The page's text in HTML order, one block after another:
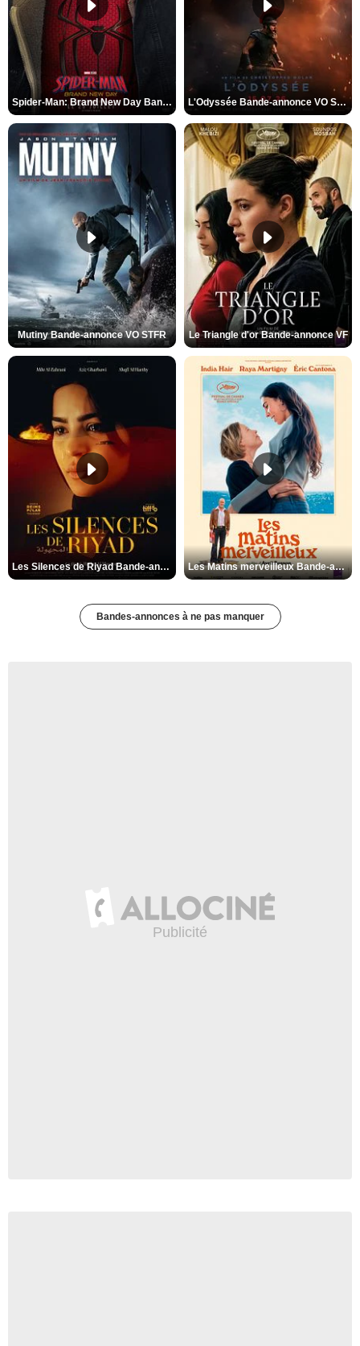
Spider-Man: Brand New Day Bande-annonce VO STFR L'Odyssée Bande-annonce VO STFR
Mutiny Bande-annonce VO STFR Le Triangle d'or Bande-annonce VF
Les Silences de Riyad Bande-annonce VO STFR Les Matins merveilleux Bande-annonce VF
Bandes-annonces à ne pas manquer